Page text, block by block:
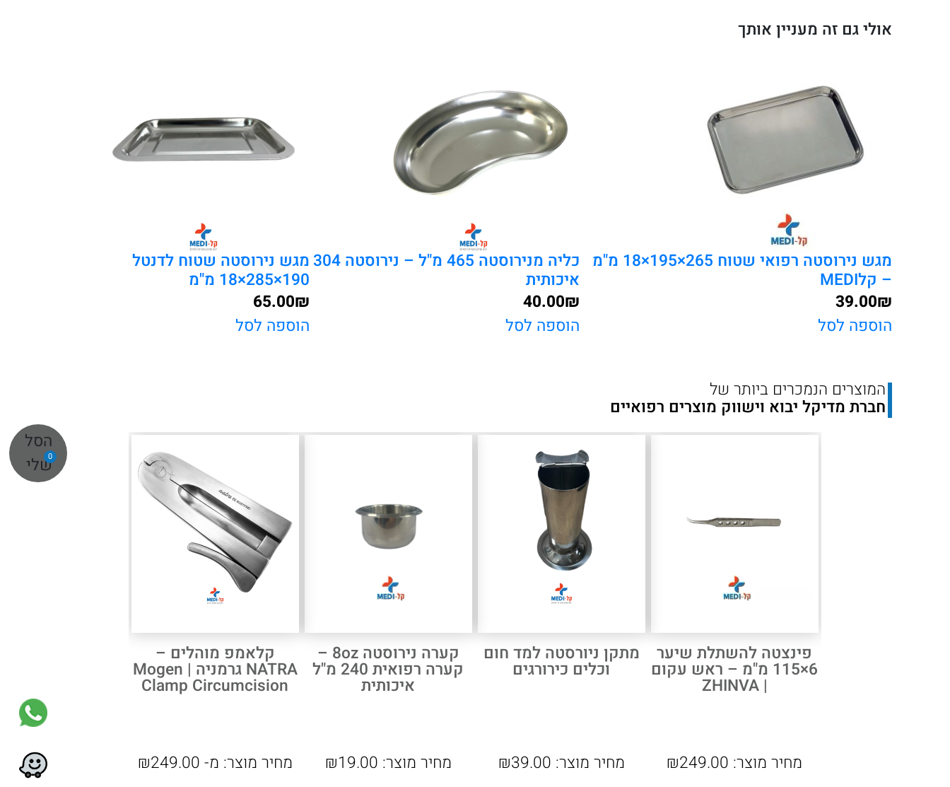
0
הסל
שלי
עם
גדלים
שונים
אולי גם זה מעניין אותך
מגש נירוסטה רפואי שטוח 265×195×18 מ"מ
– קלMEDI
₪
39.00
הוספה לסל
כליה מנירוסטה 465 מ"ל – נירוסטה 304
איכותית
₪
40.00
הוספה לסל
מגש נירוסטה שטוח לדנטל
190×285×18 מ"מ
₪
65.00
הוספה לסל
המוצרים הנמכרים ביותר של
חברת מדיקל יבוא וישווק מוצרים רפואיים
פינצטה להשתלת שיער
6×115 מ"מ – ראש עקום
| ZHINVA
מחיר מוצר: ₪249.00
מתקן ניורסטה למד חום
וכלים כירורגים
מחיר מוצר: ₪39.00
קערה נירוסטה 8oz –
קערה רפואית 240 מ"ל
איכותית
מחיר מוצר: ₪19.00
קלאמפ מוהלים –
NATRA גרמניה | Mogen
Clamp Circumcision
מחיר מוצר: מ- ₪249.00